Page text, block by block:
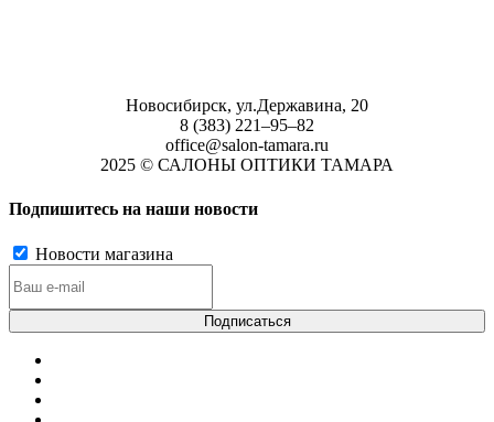
Новосибирск, ул.Державина, 20
8 (383) 221‒95‒82
office@salon-tamara.ru
2025 © САЛОНЫ ОПТИКИ ТАМАРА
Подпишитесь на наши новости
Новости магазина